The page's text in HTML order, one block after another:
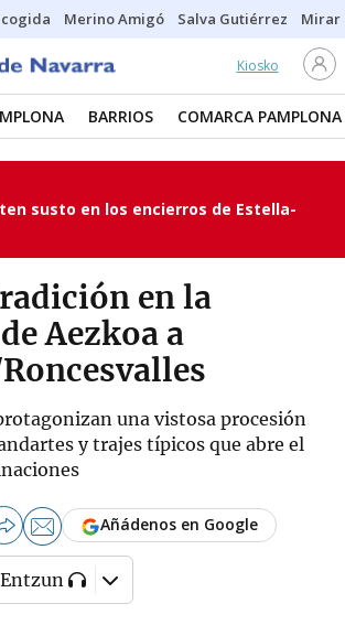
Merino Amigó Salva Gutiérrez Mirar
Kiosko
BARRIOS COMARCA PAMPLONA
susto en los encierros de Estella-
en la
Aezkoa a
una vistosa procesión
y trajes típicos que abre el
Añádenos en Google
Entzun